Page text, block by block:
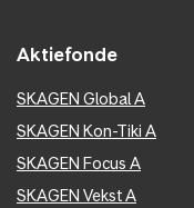
Aktiefonde
SKAGEN Global A
SKAGEN Kon-Tiki A
SKAGEN Focus A
SKAGEN Vekst A